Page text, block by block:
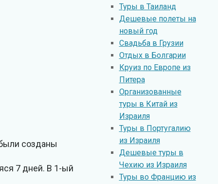
созданы
7 дней. В 1-ый
Туры в Таиланд
Дешевые полеты на
новый год
Свадьба в Грузии
Отдых в Болгарии
Круиз по Европе из
Питера
Организованные
туры в Китай из
Израиля
Туры в Португалию
из Израиля
Дешевые туры в
Чехию из Израиля
Туры во Францию из